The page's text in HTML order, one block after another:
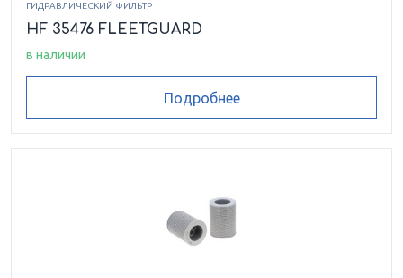
ГИДРАВЛИЧЕСКИЙ ФИЛЬТР
HF 35476 FLEETGUARD
в наличии
Подробнее